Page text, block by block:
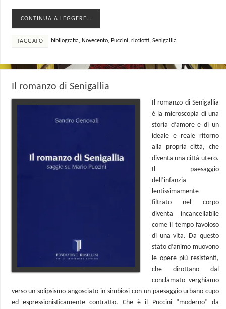
CONTINUA A LEGGERE…
TAGGATO bibliografia, Novecento, Puccini,ricciotti,Senigallia
Il romanzo di Senigallia
Il romanzo di Senigallia
è la microscopia di una
storia d’amore e di un
ideale e reale ritorno
alla propria città, che
diventa una città-utero.
Il paesaggio
dell’infanzia
lentissimamente
filtrato nel corpo
diventa incancellabile
come il tempo favoloso
di una vita. Da questo
stato d’animo muovono
le opere più resistenti,
che dirottano dal
conclamato verghiamo
verso un solipsismo angosciato in simbiosi con un paesaggio urbano cupo
ed espressionisticamente contratto. Che è il Puccini “moderno” da